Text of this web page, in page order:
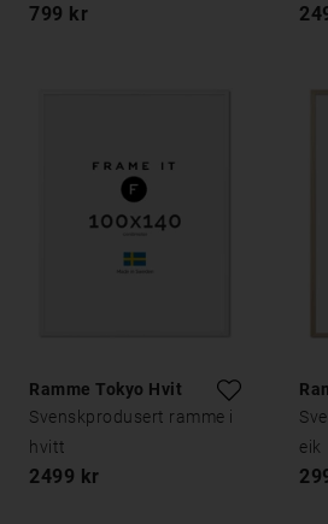
799 kr
Ramme Tokyo Hvit
Svenskprodusert ramme i
hvitt
2499 kr
eik